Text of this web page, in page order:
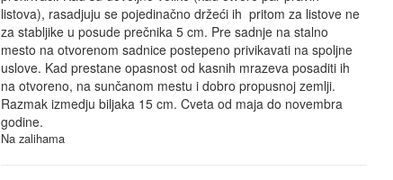
listova), rasadjuju se pojedinačno držeći ih pritom za listove ne
za stabljike u posude prečnika 5 cm. Pre sadnje na stalno
mesto na otvorenom sadnice postepeno privikavati na spoljne
uslove. Kad prestane opasnost od kasnih mrazeva posaditi ih
na otvoreno, na sunčanom mestu i dobro propusnoj zemlji.
Razmak izmedju biljaka 15 cm. Cveta od maja do novembra
godine.
Na zalihama